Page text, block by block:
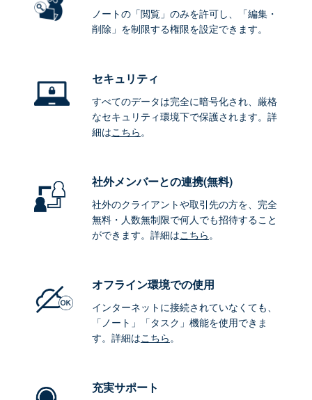
ノートの「閲覧」のみを許可し、「編集・
削除」を制限する権限を設定できます。
セキュリティ
すべてのデータは完全に暗号化され、厳格
なセキュリティ環境下で保護されます。詳
細はこちら。
社外メンバーとの連携(無料)
社外のクライアントや取引先の方を、完全
無料・人数無制限で何人でも招待すること
ができます。詳細はこちら。
オフライン環境での使用
インターネットに接続されていなくても、
「ノート」「タスク」機能を使用できま
す。詳細はこちら。
充実サポート